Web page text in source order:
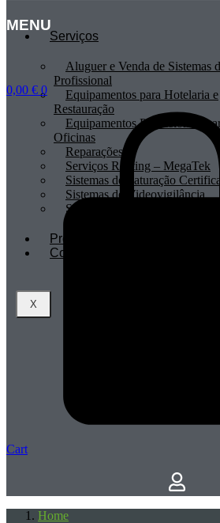
MENU
Serviços
Aluguer e Venda de Sistemas
Profissional
Equipamentos para Hotelaria e
Restauração
Equipamentos Profissionais
Oficinas
Reparações
Serviços Renting – MegaTek
Sistemas de Faturação
Sistemas de Videovigilância
Sistemas POS
Profissionais
Contactos
X
0,00 € 0
Cart
Home